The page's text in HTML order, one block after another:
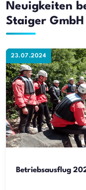
Neuigkeiten
Staiger GmbH
23.07.2024
Betriebsausflug